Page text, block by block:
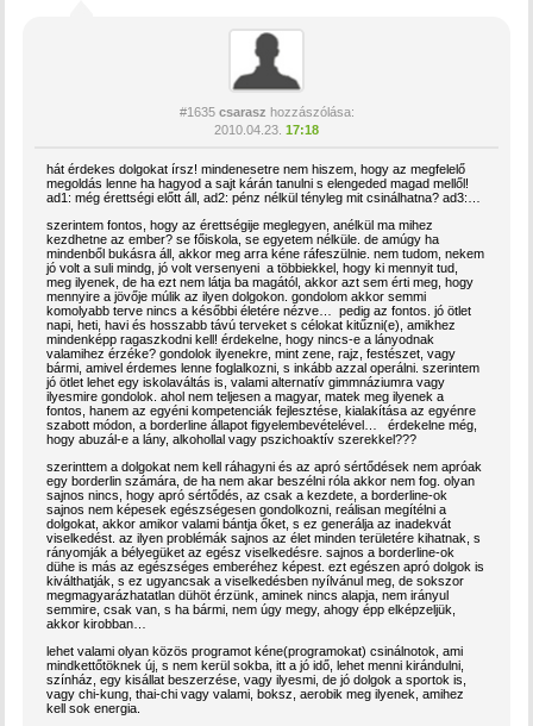
#1635 csarasz hozzászólása:
2010.04.23. 17:18
hát érdekes dolgokat írsz! mindenesetre nem hiszem, hogy az megfelelő
megoldás lenne ha hagyod a sajt kárán tanulni s elengeded magad mellől!
ad1: még érettségi előtt áll, ad2: pénz nélkül tényleg mit csinálhatna? ad3:…
szerintem fontos, hogy az érettségije meglegyen, anélkül ma mihez
kezdhetne az ember? se főiskola, se egyetem nélküle. de amúgy ha
mindenből bukásra áll, akkor meg arra kéne ráfeszülnie. nem tudom, nekem
jó volt a suli mindg, jó volt versenyeni a többiekkel, hogy ki mennyit tud,
meg ilyenek, de ha ezt nem látja ba magától, akkor azt sem érti meg, hogy
mennyire a jövője múlik az ilyen dolgokon. gondolom akkor semmi
komolyabb terve nincs a későbbi életére nézve… pedig az fontos. jó ötlet
napi, heti, havi és hosszabb távú terveket s célokat kitűzni(e), amikhez
mindenképp ragaszkodni kell! érdekelne, hogy nincs-e a lányodnak
valamihez érzéke? gondolok ilyenekre, mint zene, rajz, festészet, vagy
bármi, amivel érdemes lenne foglalkozni, s inkább azzal operálni. szerintem
jó ötlet lehet egy iskolaváltás is, valami alternatív gimmnáziumra vagy
ilyesmire gondolok. ahol nem teljesen a magyar, matek meg ilyenek a
fontos, hanem az egyéni kompetenciák fejlesztése, kialakítása az egyénre
szabott módon, a borderline állapot figyelembevételével… érdekelne még,
hogy abuzál-e a lány, alkohollal vagy pszichoaktív szerekkel???
szerinttem a dolgokat nem kell ráhagyni és az apró sértődések nem apróak
egy borderlin számára, de ha nem akar beszélni róla akkor nem fog. olyan
sajnos nincs, hogy apró sértődés, az csak a kezdete, a borderline-ok
sajnos nem képesek egészségesen gondolkozni, reálisan megítélni a
dolgokat, akkor amikor valami bántja őket, s ez generálja az inadekvát
viselkedést. az ilyen problémák sajnos az élet minden területére kihatnak, s
rányomják a bélyegüket az egész viselkedésre. sajnos a borderline-ok
dühe is más az egészséges emberéhez képest. ezt egészen apró dolgok is
kiválthatják, s ez ugyancsak a viselkedésben nyílvánul meg, de sokszor
megmagyarázhatatlan dühöt érzünk, aminek nincs alapja, nem irányul
semmire, csak van, s ha bármi, nem úgy megy, ahogy épp elképzeljük,
akkor kirobban…
lehet valami olyan közös programot kéne(programokat) csinálnotok, ami
mindkettőtöknek új, s nem kerül sokba, itt a jó idő, lehet menni kirándulni,
színház, egy kisállat beszerzése, vagy ilyesmi, de jó dolgok a sportok is,
vagy chi-kung, thai-chi vagy valami, boksz, aerobik meg ilyenek, amihez
kell sok energia.